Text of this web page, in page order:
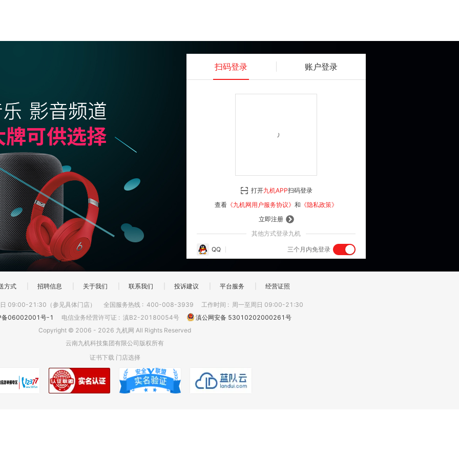
扫码登录 账户登录
登 录
立即注册
其他方式登录九机
QQ 三个月内免登录
打开九机APP扫码登录
查看 《九机网用户服务协议》 和 《隐私政策》
方式 招聘信息 关于我们 联系我们 投诉建议 平台服务 经营证照
09:00-21:30（参见具体门店） 全国服务热线 : 400-008-3939 工作时间 : 周一至周日 09:00-21:30
备06002001号-1
电信业务经营许可证 : 滇B2-20180054号
滇公网安备 53010202000261号
Copyright © 2006 - 2026 九机网 All Rights Reserved
云南九机科技集团有限公司版权所有
证书下载 门店选择